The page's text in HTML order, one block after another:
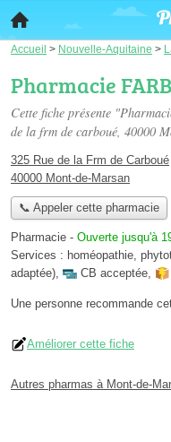
Accueil > Nouvelle-Aquitaine >
Pharmacie
Cette fiche présente
de la frm de carboué, 40000
325 Rue de la Frm de Carboué
40000 Mont-de-Marsan
📞 Appeler cette pharmacie
Pharmacie - Ouverte jusqu'à
Services : homéopathie,
adaptée), CB acceptée,
Une personne recommande
Améliorer cette fiche
Autres pharmas à Mont-de-